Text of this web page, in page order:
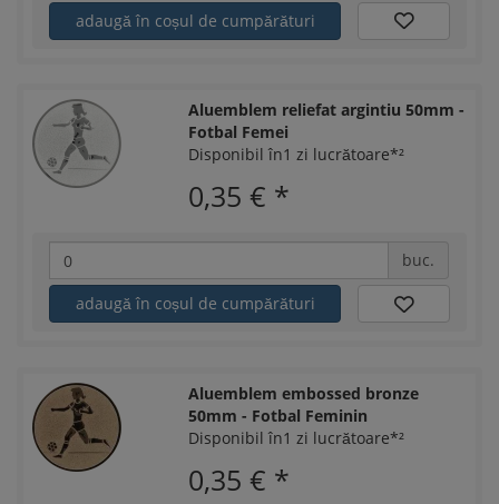
adaugă în coșul de cumpărături
Aluemblem reliefat argintiu 50mm -
Fotbal Femei
Disponibil în1 zi lucrătoare*²
0,35 € *
buc.
adaugă în coșul de cumpărături
Aluemblem embossed bronze
50mm - Fotbal Feminin
Disponibil în1 zi lucrătoare*²
0,35 € *